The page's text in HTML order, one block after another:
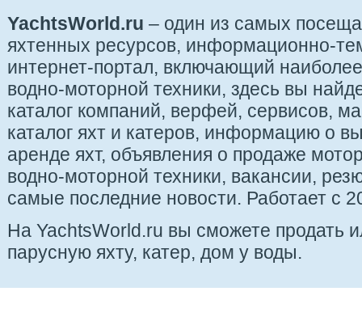
YachtsWorld.ru – один из самых
яхтенных ресурсов, информационно-
интернет-портал, включающий
водно-моторной техники, здесь вы
каталог компаний, верфей, сервисов,
каталог яхт и катеров, информацию о
аренде яхт, объявления о продаже
водно-моторной техники, вакансии,
самые последние новости. Работает с
На YachtsWorld.ru вы сможете продать
парусную яхту, катер, дом у воды.